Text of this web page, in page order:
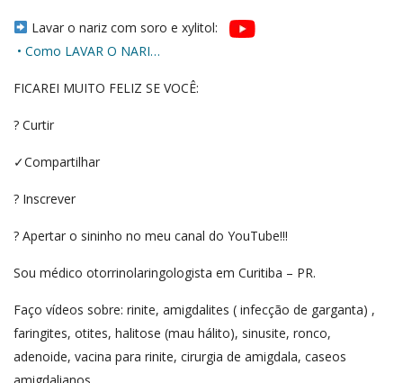
Lavar o nariz com soro e xylitol:
• Como LAVAR O NARI…
FICAREI MUITO FELIZ SE VOCÊ:
? Curtir
✓Compartilhar
? Inscrever
? Apertar o sininho no meu canal do YouTube!!!
Sou médico otorrinolaringologista em Curitiba – PR.
Faço vídeos sobre: rinite, amigdalites ( infecção de garganta) ,
faringites, otites, halitose (mau hálito), sinusite, ronco,
adenoide, vacina para rinite, cirurgia de amigdala, caseos